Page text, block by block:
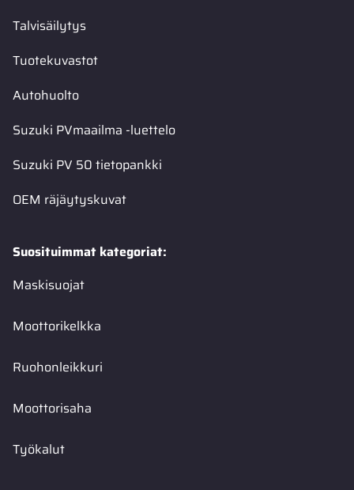
Talvisäilytys
Tuotekuvastot
Autohuolto
Suzuki PVmaailma -luettelo
Suzuki PV 50 tietopankki
OEM räjäytyskuvat
Suosituimmat kategoriat:
Maskisuojat
Moottorikelkka
Ruohonleikkuri
Moottorisaha
Työkalut